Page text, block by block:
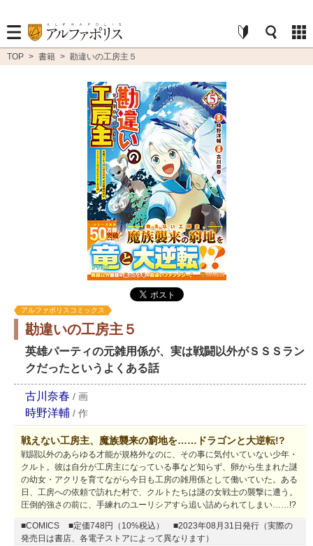
TOP > 書籍 > 勘違いの工房主５
アルファポリスコミックス
勘違いの工房主５
英雄パーティの元雑用係が、実は戦闘以外がＳＳＳラン
クだったというよくある話
古川奈春 / 画
時野洋輔 / 作
戦えない工房主、魔族襲来の窮地を……ドラゴンと大逆転!?
戦闘以外のあらゆる才能が規格外なのに、その事に気付いていない少年・
クルト。彼は自分が工房主になっている事など知らず、卵から生まれた謎
の幼女・アクリを育てながら今日も工房の雑用係として働いていた。ある
日、工房への依頼で訪れた村で、クルトたちは謎の女戦士の襲撃に遭う。
圧倒的強さの前に、手練れのユーリシアすら追い詰められてしまい……!?
■COMICS ■定価748円（10%税込）
■2023年08月31日発行（実際の
発売日は書店、各電子ストアによって異なります）